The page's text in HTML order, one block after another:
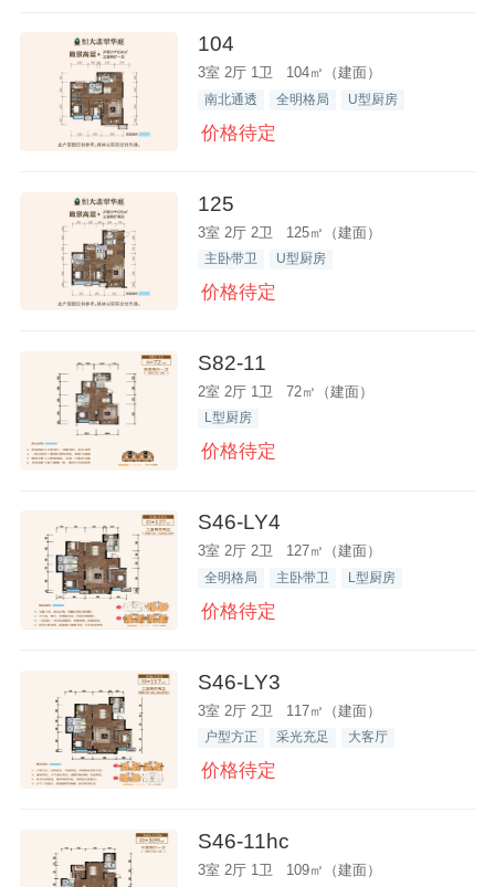
104
3室 2厅 1卫 104㎡（建面）
南北通透 全明格局 U型厨房
价格待定
125
3室 2厅 2卫 125㎡（建面）
主卧带卫 U型厨房
价格待定
S82-11
2室 2厅 1卫 72㎡（建面）
L型厨房
价格待定
S46-LY4
3室 2厅 2卫 127㎡（建面）
全明格局 主卧带卫 L型厨房
价格待定
S46-LY3
3室 2厅 2卫 117㎡（建面）
户型方正 采光充足 大客厅
价格待定
S46-11hc
3室 2厅 1卫 109㎡（建面）